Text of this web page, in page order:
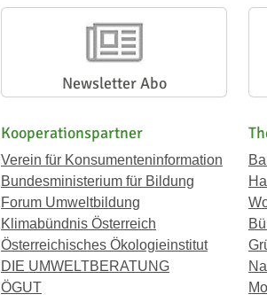
Newsletter Abo
Kooperationspartner
Verein für Konsumenteninformation
Bundesministerium für Bildung
Forum Umweltbildung
Klimabündnis Österreich
Österreichisches Ökologieinstitut
DIE UMWELTBERATUNG
ÖGUT